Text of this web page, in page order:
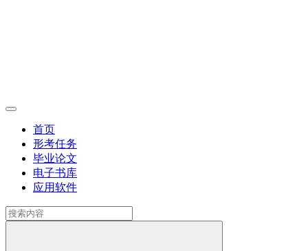
首页
形考任务
毕业论文
电子书库
应用软件